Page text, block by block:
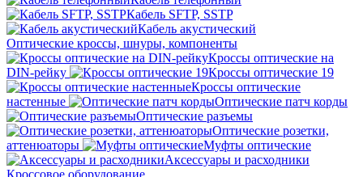
Кабель SFTP, SSTP
Кабель акустический
Оптические кроссы, шнуры, компоненты
Кроссы оптические на
DIN-рейку
Кроссы оптические 19
Кроссы оптические
настенные
Оптические патч корды
Оптические разъемы
Оптические розетки,
аттенюаторы
Муфты оптические
Аксессуары и расходники
Кроссовое оборудование